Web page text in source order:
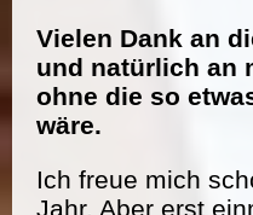
Vielen Dank an
und natürlich an
ohne die so
wäre.
Ich freue mich
Jahr. Aber erst